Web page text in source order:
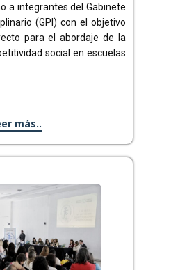
a integrantes del Gabinete
(GPI) con el objetivo
para el abordaje de la
social en escuelas
más..